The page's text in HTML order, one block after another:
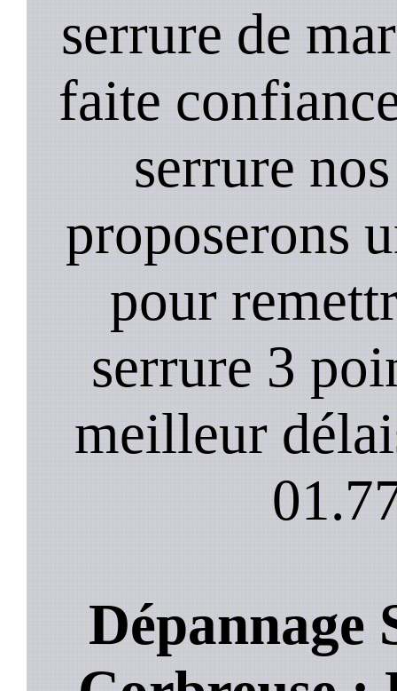
serrure de
faite
serrure
proposerons
pour
serrure 3
meilleur
Dépannage